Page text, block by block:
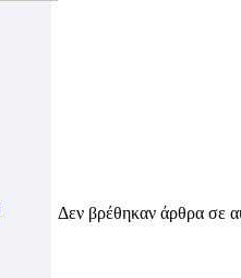
Δεν βρέθηκαν άρθρα σε